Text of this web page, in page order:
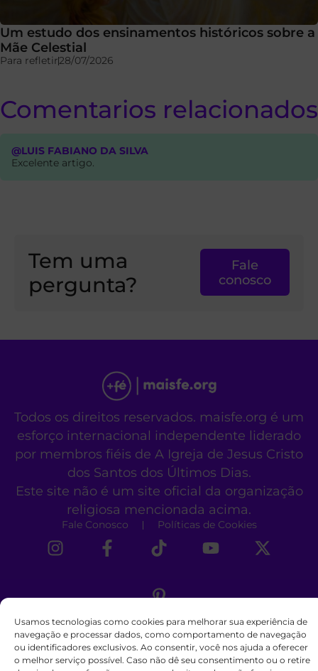
Usamos tecnologias como cookies para melhorar sua experiência de
navegação e processar dados, como comportamento de navegação
ou identificadores exclusivos. Ao consentir, você nos ajuda a oferecer
o melhor serviço possível. Caso não dê seu consentimento ou o retire
Um estudo dos ensinamentos históricos sobre a
Mãe Celestial
Para refletir28/07/2026
Comentarios relacionados
@LUIS FABIANO DA SILVA
Excelente artigo.
Tem uma
pergunta?
Fale
conosco
Todos os direitos reservados. maisfe.org é um
esforço internacional independente liderado
por membros fiéis de A Igreja de Jesus Cristo
dos Santos dos Últimos Dias.
Este site não é um site oficial da organização
religiosa mencionada acima.
Fale Conosco Políticas de Cookies